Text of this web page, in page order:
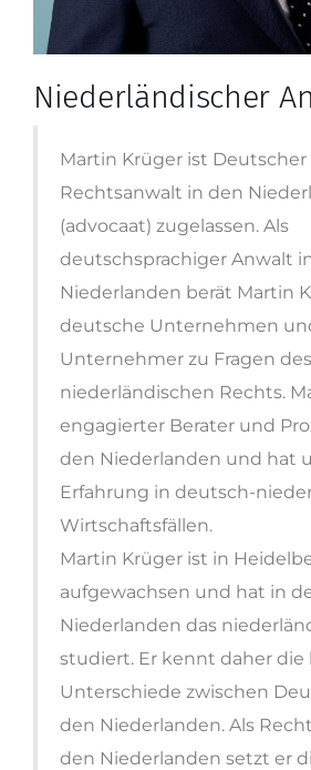
Niederländischer
Martin Krüger ist Deutscher
Rechtsanwalt in den
(advocaat) zugelassen. Als
deutschsprachiger Anwalt
Niederlanden berät Martin
deutsche Unternehmen
Unternehmer zu Fragen des
niederländischen Rechts.
engagierter Berater und
den Niederlanden und hat
Erfahrung in deutsch-
Wirtschaftsfällen.
Martin Krüger ist in
aufgewachsen und hat in
Niederlanden das
studiert. Er kennt daher
Unterschiede zwischen
den Niederlanden. Als
den Niederlanden setzt er